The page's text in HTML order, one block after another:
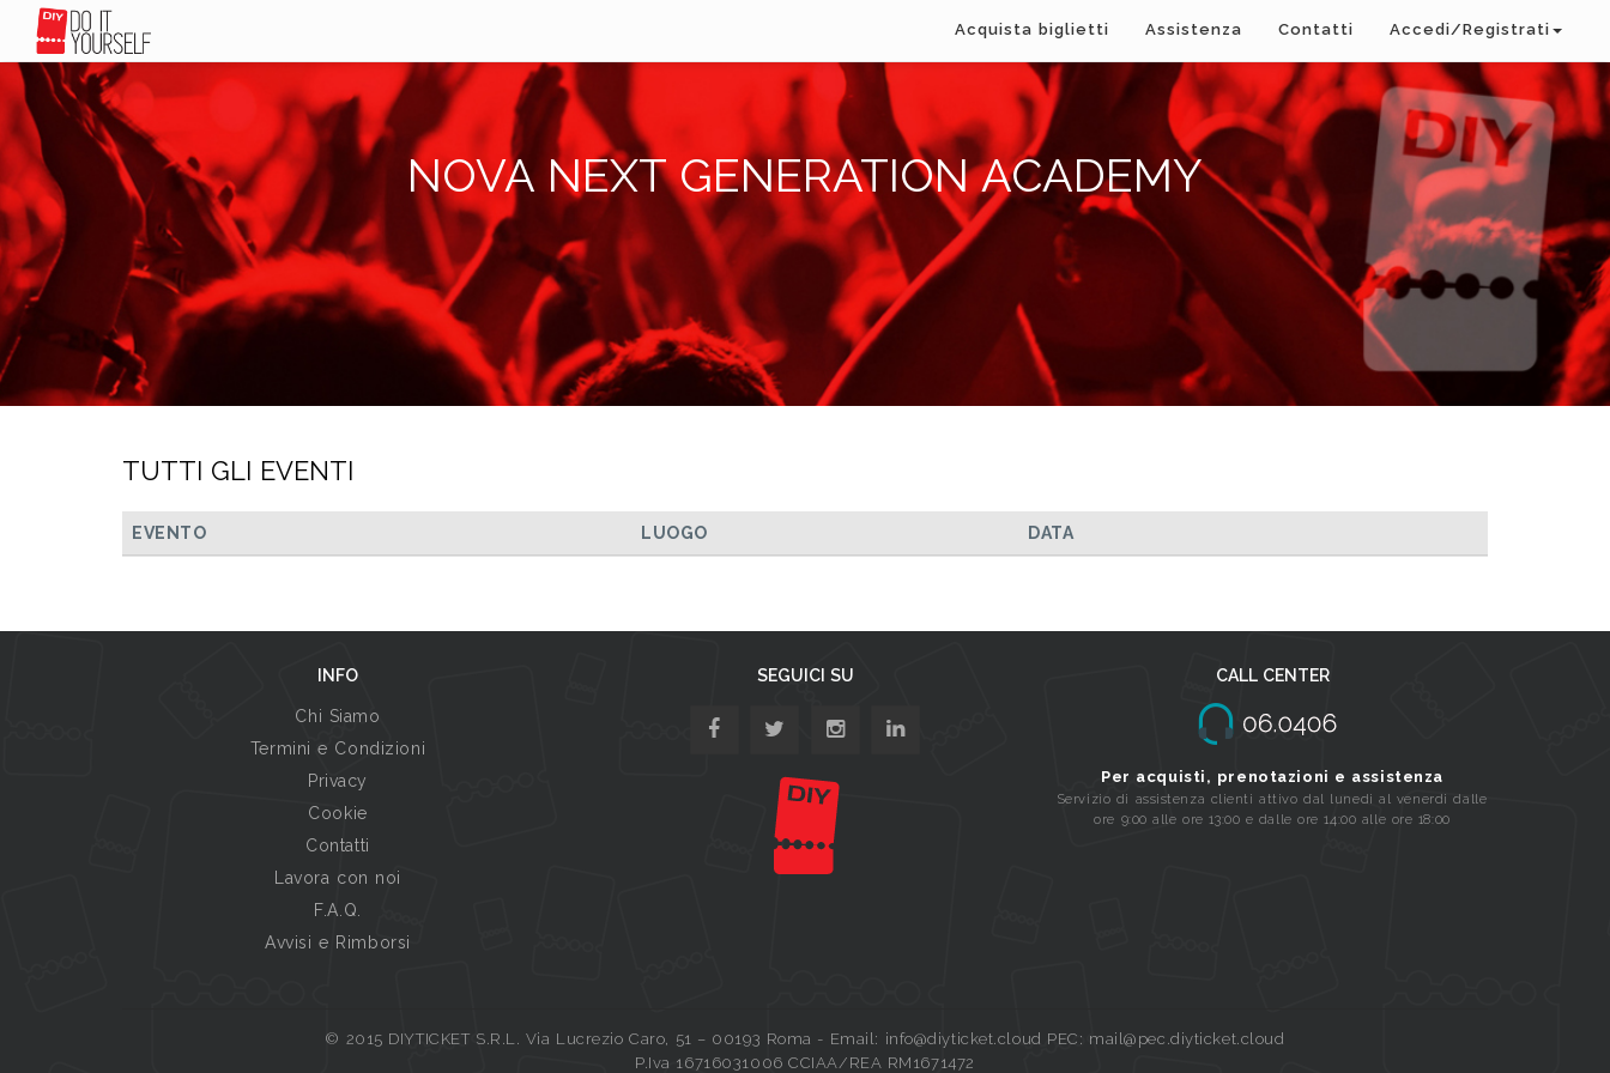
Acquista biglietti Assistenza Contatti Accedi/Registrati
NOVA NEXT GENERATION ACADEMY
TUTTI GLI EVENTI
EVENTO LUOGO DATA
INFO
Chi Siamo
Termini e Condizioni
Privacy
Cookie
Contatti
Lavora con noi
F.A.Q.
Avvisi e Rimborsi
SEGUICI SU CALL CENTER
Per acquisti, prenotazioni e assistenza
Servizio di assistenza clienti attivo dal lunedi al venerdi dalle
ore 9:00 alle ore 13:00 e dalle ore 14:00 alle ore 18:00
© 2015 DIYTICKET S.R.L. Via Lucrezio Caro, 51 – 00193 Roma - Email: info@diyticket.cloud PEC: mail@pec.diyticket.cloud
P.Iva 16716031006 CCIAA/REA RM1671472